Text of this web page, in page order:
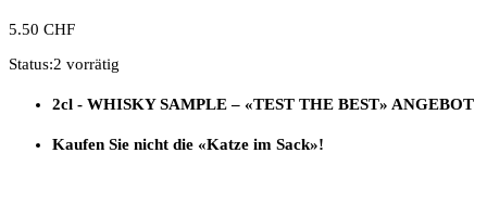
5.50 CHF
Status:2 vorrätig
2cl - WHISKY SAMPLE – «TEST THE BEST» ANGEBOT
Kaufen Sie nicht die «Katze im Sack»!